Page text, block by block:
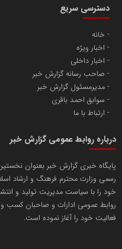
پایگاه اطلاع رسانی
آهن و فولاد غدیر ایرانیان
تامین آهن اسفنجی تولیدکنندگان
تریبون
مسعودصادقی
دسترسی سریع
خانه
اخبار ویژه
اخبار داخلی
صاحب رسانه گزارش خبر
مدیرمسئول گزارش خبر
سوابق احمد باقری
ارتباط با ما
درباره روابط عمومی گزارش خبر
پایگاه خبری گزارش خبر بعنوان
رسمی وزارت محترم فرهنگ و ارشاد
خود را با سیاست مدیریت تولید و
روابط عمومی ادارات و صاحبان کسب
فعالیت خود را آغاز نموده است.